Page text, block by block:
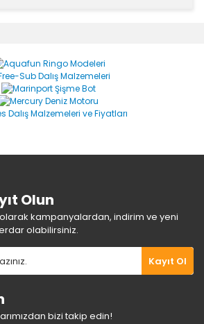
Yorum Yaz
bozuk veya görüntülenemiyor.
eksik bilgiler bulunuyor.
hatalar bulunuyor.
Olun
kampanyalardan, indirim ve yeni
olabilirsiniz.
Kayıt Ol
bizi takip edin!